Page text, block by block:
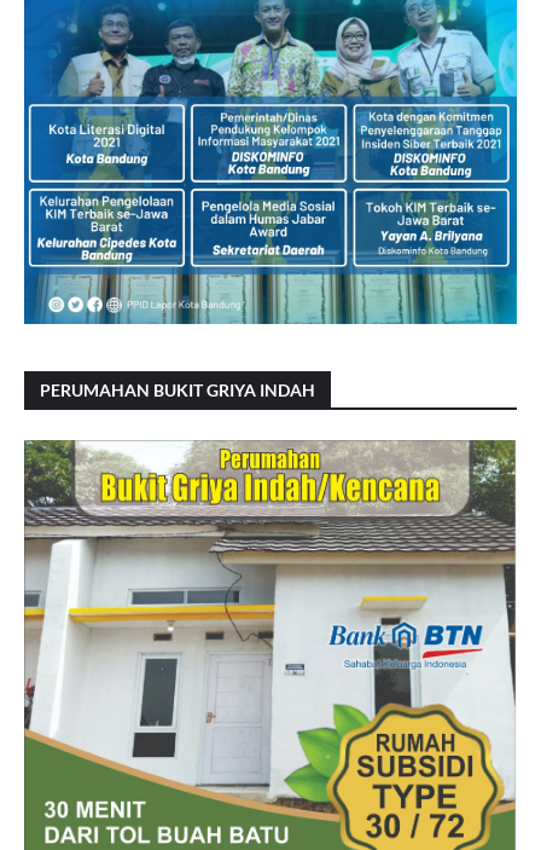
PERUMAHAN BUKIT GRIYA INDAH